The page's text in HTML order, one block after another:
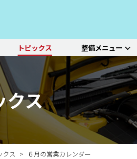
トピックス 整備メニュー
推奨す
に共通
車両の
段階のセ
ご紹介し
基本整備一覧
ADAS（先進運転支援シ
エアコン整備
初診点検・セットメニュ
初診点検
ステージ2／ステージ3
ント
すめパ
車種別選択
ルノー
機能別選択
エンジン/駆動系
ホイール/タイヤ
ービ
車販
取りや
ービス
す。
新車販売・整備
その他サービス
クス
クス ６月の営業カレンダー